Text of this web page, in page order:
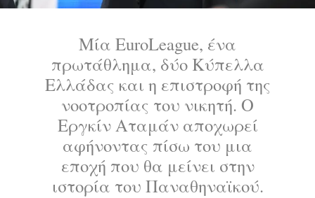
Μία EuroLeague, ένα
πρωτάθλημα, δύο Κύπελλα
Ελλάδας και η επιστροφή της
νοοτροπίας του νικητή. Ο
Εργκίν Αταμάν αποχωρεί
αφήνοντας πίσω του μια
εποχή που θα μείνει στην
ιστορία του Παναθηναϊκού.